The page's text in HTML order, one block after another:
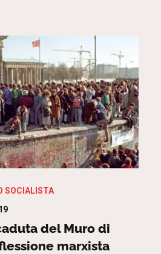
SOCIALISTA
del Muro di
marxista